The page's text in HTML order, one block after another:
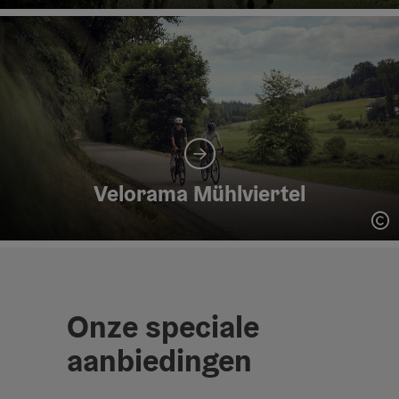
Velorama Mühlviertel
Onze speciale
aanbiedingen